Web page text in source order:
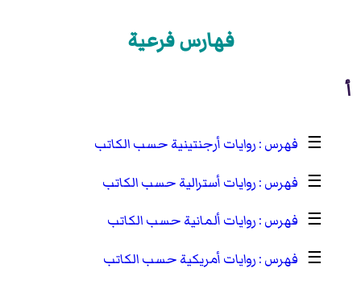
فهارس فرعية
أ
☰
روايات أرجنتينية حسب الكاتب
☰
روايات أسترالية حسب الكاتب
☰
روايات ألمانية حسب الكاتب
☰
روايات أمريكية حسب الكاتب